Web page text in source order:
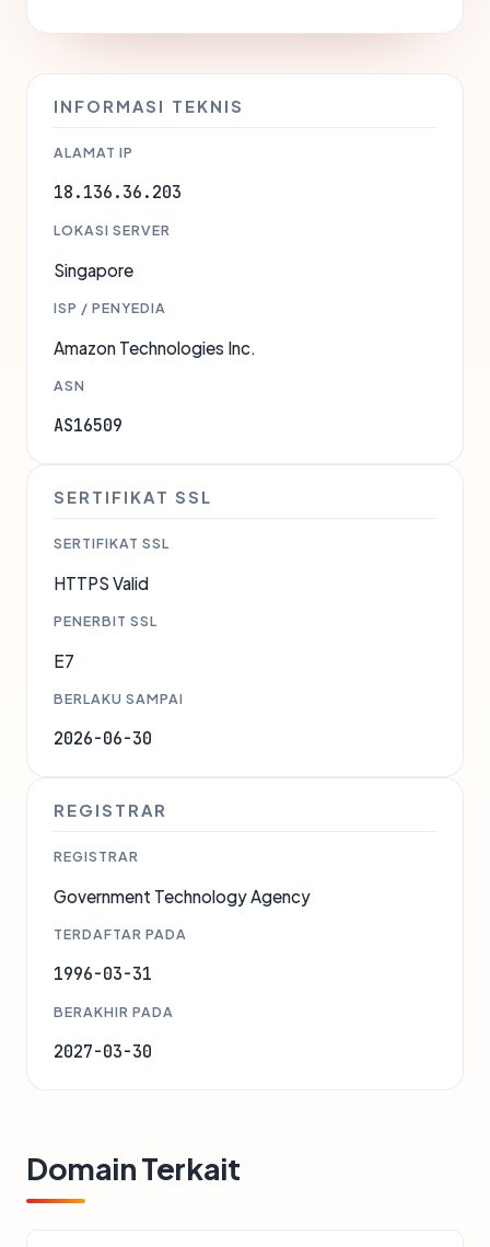
INFORMASI TEKNIS
ALAMAT IP
18.136.36.203
LOKASI SERVER
Singapore
ISP / PENYEDIA
Amazon Technologies Inc.
ASN
AS16509
SERTIFIKAT SSL
SERTIFIKAT SSL
HTTPS Valid
PENERBIT SSL
E7
BERLAKU SAMPAI
2026-06-30
REGISTRAR
REGISTRAR
Government Technology Agency
TERDAFTAR PADA
1996-03-31
BERAKHIR PADA
2027-03-30
Domain Terkait